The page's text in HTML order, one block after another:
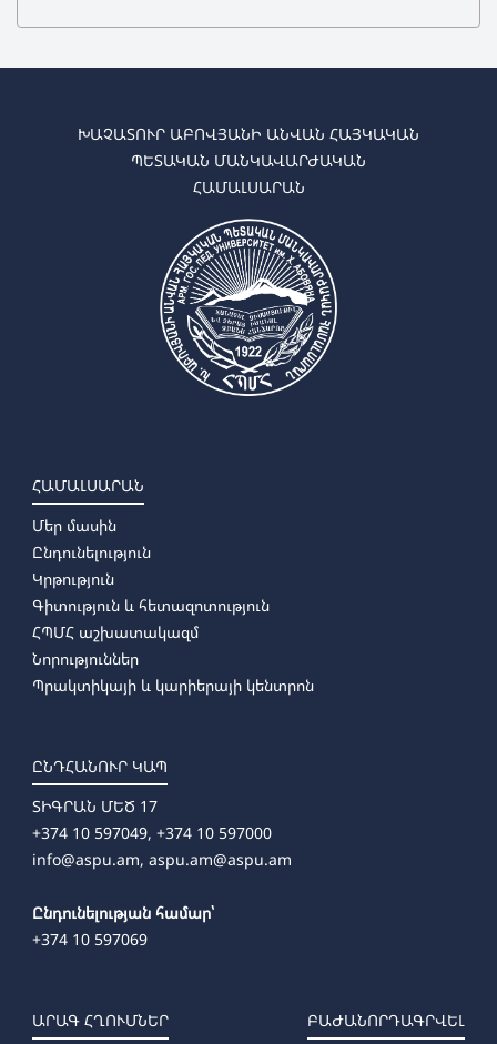
✔ Բակալավրիատ
Ինֆորմատիկա
Մաթեմատիկա-ֆիզիկա
Մաթեմատիկա-ինֆորմատիկա
✔ Մագիստրատուրա
Տեխնոլոգիա և ձեռնարկչություն
Մաթեմատիկա
Ինֆորմատիկա
ԽԱՉԱՏՈՒՐ ԱԲՈՎՅԱՆԻ ԱՆՎԱՆ ՀԱՅԿԱԿԱՆ
ՊԵՏԱԿԱՆ ՄԱՆԿԱՎԱՐԺԱԿԱՆ
ՀԱՄԱԼՍԱՐԱՆ
ՀԱՄԱԼՍԱՐԱՆ
Մեր մասին
Ընդունելություն
Կրթություն
Գիտություն և հետազոտություն
ՀՊՄՀ աշխատակազմ
Նորություններ
Պրակտիկայի և կարիերայի կենտրոն
ԸՆԴՀԱՆՈՒՐ ԿԱՊ
ՏԻԳՐԱՆ ՄԵԾ 17
+374 10 597049, +374 10 597000
info@aspu.am, aspu.am@aspu.am
Ընդունելության համար՝
+374 10 597069
ԱՐԱԳ ՀՂՈՒՄՆԵՐ ԲԱԺԱՆՈՐԴԱԳՐՎԵԼ